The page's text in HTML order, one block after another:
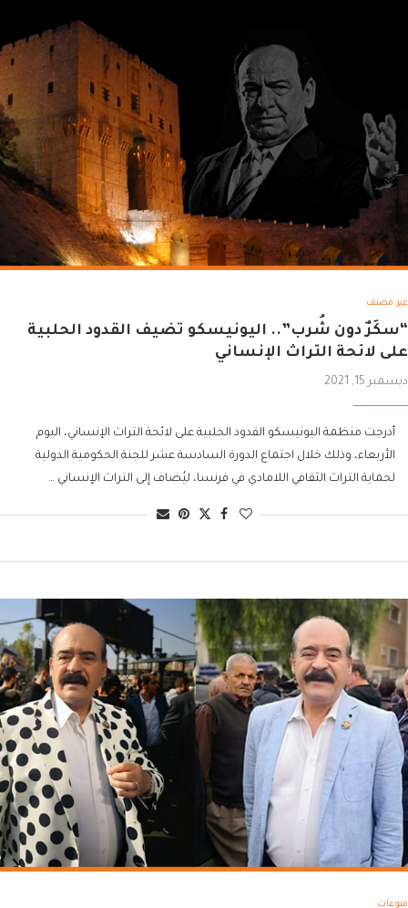
غير مصنف
“سكَرٌ دون شُرب”.. اليونيسكو تضيف القدود الحلبية
على لائحة التراث الإنساني
ديسمبر 15, 2021
أدرجت منظمة اليونيسكو القدود الحلبية على لائحة التراث الإنساني، اليوم
الأربعاء، وذلك خلال اجتماع الدورة السادسة عشر للجنة الحكومية الدولية
لحماية التراث الثقافي اللامادي في فرنسا، ليُضاف إلى التراث الإنساني …
منوعات